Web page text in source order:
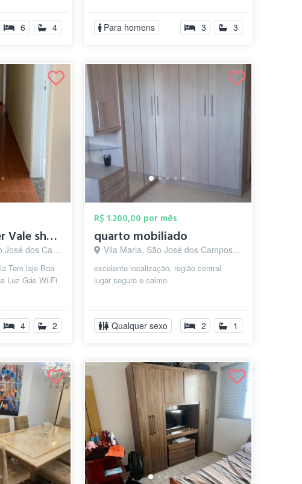
6 4 Para homens 3 3
Quarto no Center Vale shopping
Campos - SP
Tem laje Boa
Luz Gás Wi-Fi
4 2
R$ 1.200,00 por mês
quarto mobiliado
Vila Maria, São José dos Campos - SP
excelente localização, região central.
lugar seguro e calmo.
Qualquer sexo 2 1